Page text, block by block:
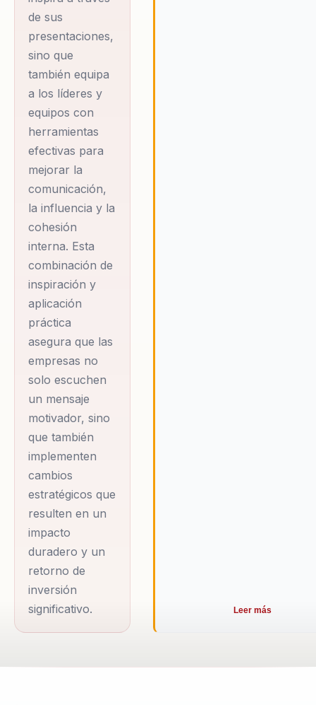
de sus
presentaciones,
sino que
también equipa
a los líderes y
equipos con
herramientas
efectivas para
mejorar la
comunicación,
la influencia y la
cohesión
interna. Esta
combinación de
inspiración y
aplicación
práctica
asegura que las
empresas no
solo escuchen
un mensaje
motivador, sino
que también
implementen
cambios
estratégicos que
resulten en un
impacto
duradero y un
retorno de
inversión
significativo.
Leer más